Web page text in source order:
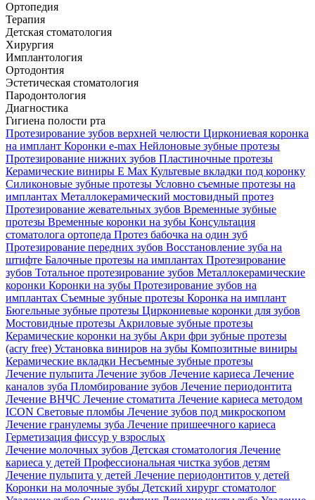
Ортопедия
Терапия
Детская стоматология
Хирургия
Имплантология
Ортодонтия
Эстетическая стоматология
Пародонтология
Диагностика
Гигиена полости рта
Протезирование зубов верхней челюсти Циркониевая коронка
на имплант Коронки e-max Нейлоновые зубные протезы
Протезирование нижних зубов Пластиночные протезы
Керамические виниры E Max Культевые вкладки под коронку
Силиконовые зубные протезы Условно съемные протезы на
имплантах Металлокерамический мостовидный протез
Протезирование жевательных зубов Временные зубные
протезы Временные коронки на зубы Консультация
стоматолога ортопеда Протез бабочка на один зуб
Протезирование передних зубов Восстановление зуба на
штифте Балочные протезы на имплантах Протезирование
зубов Тотальное протезирование зубов Металлокерамические
коронки Коронки на зубы Протезирование зубов на
имплантах Съемные зубные протезы Коронка на имплант
Бюгельные зубные протезы Циркониевые коронки для зубов
Мостовидные протезы Акриловые зубные протезы
Керамические коронки на зубы Акри фри зубные протезы
(acry free) Установка виниров на зубы Композитные виниры
Керамические вкладки Несъемные зубные протезы
Лечение пульпита Лечение зубов Лечение кариеса Лечение
каналов зуба Пломбирование зубов Лечение периодонтита
Лечение ВНЧС Лечение стоматита Лечение кариеса методом
ICON Световые пломбы Лечение зубов под микроскопом
Лечение гранулемы зуба Лечение пришеечного кариеса
Герметизация фиссур у взрослых
Лечение молочных зубов Детская стоматология Лечение
кариеса у детей Профессиональная чистка зубов детям
Лечение пульпита у детей Лечение периодонтитов у детей
Коронки на молочные зубы Детский хирург стоматолог